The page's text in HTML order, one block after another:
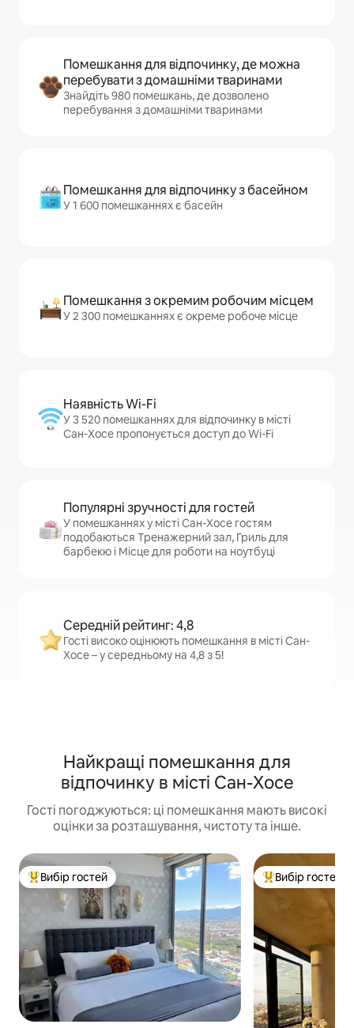
Помешкання для відпочинку, де можна
перебувати з домашніми тваринами
Знайдіть 980 помешкань, де дозволено
перебування з домашніми тваринами
Помешкання для відпочинку з басейном
У 1 600 помешканнях є басейн
Помешкання з окремим робочим місцем
У 2 300 помешканнях є окреме робоче місце
Наявність Wi-Fi
У 3 520 помешканнях для відпочинку в місті
Сан-Хосе пропонується доступ до Wi-Fi
Популярні зручності для гостей
У помешканнях у місті Сан-Хосе гостям
подобаються Тренажерний зал, Гриль для
барбекю і Місце для роботи на ноутбуці
Середній рейтинг: 4,8
Гості високо оцінюють помешкання в місті Сан-
Хосе – у середньому на 4,8 з 5!
Найкращі помешкання для
відпочинку в місті Сан-Хосе
Гості погоджуються: ці помешкання мають високі
оцінки за розташування, чистоту та інше.
Топ вибір гостей
Вибір гостей Топ вибір гостей
Вибір гостей